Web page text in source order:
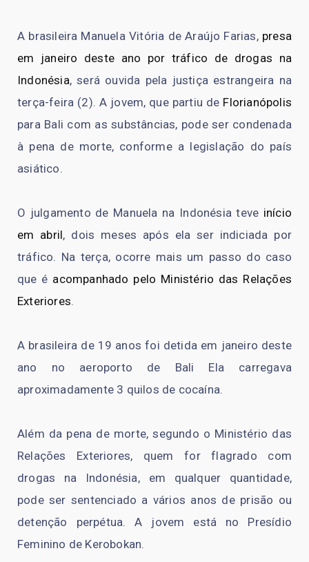
A brasileira Manuela Vitória de Araújo Farias, presa
em janeiro deste ano por tráfico de drogas na
Indonésia, será ouvida pela justiça estrangeira na
terça-feira (2). A jovem, que partiu de Florianópolis
para Bali com as substâncias, pode ser condenada
à pena de morte, conforme a legislação do país
asiático.
O julgamento de Manuela na Indonésia teve início
em abril, dois meses após ela ser indiciada por
tráfico. Na terça, ocorre mais um passo do caso
que é acompanhado pelo Ministério das Relações
Exteriores.
A brasileira de 19 anos foi detida em janeiro deste
ano no aeroporto de Bali Ela carregava
aproximadamente 3 quilos de cocaína.
Além da pena de morte, segundo o Ministério das
Relações Exteriores, quem for flagrado com
drogas na Indonésia, em qualquer quantidade,
pode ser sentenciado a vários anos de prisão ou
detenção perpétua. A jovem está no Presídio
Feminino de Kerobokan.